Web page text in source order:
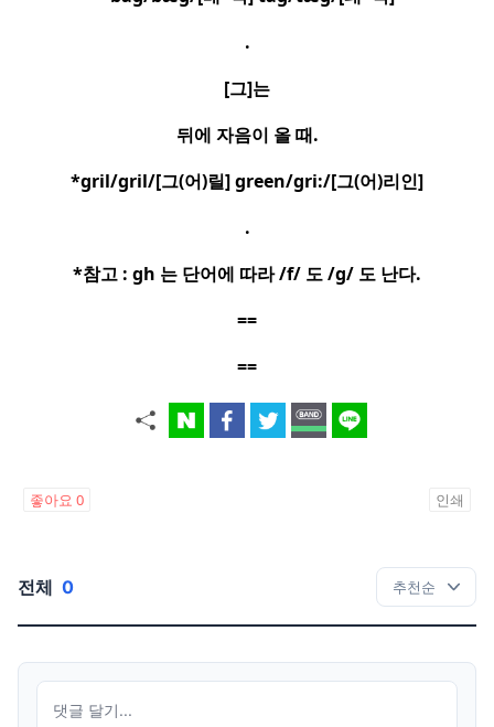
.
[그]는
뒤에 자음이 올 때.
*gril/gril/[그(어)릴] green/gri:/[그(어)리인]
.
*참고 : gh 는 단어에 따라/f/ 도/g/ 도 난다.
==
==
좋아요 0 인쇄
전체 0